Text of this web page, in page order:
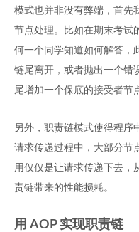
模式也并非没有弊端，首先
节点处理。比如在期末考试
何一个同学知道如何解答，
链尾离开，或者抛出一个错
尾增加一个保底的接受者节
另外，职责链模式使得程序
请求传递过程中，大部分节
用仅仅是让请求传递下去，
责链带来的性能损耗。
用 AOP 实现职责链